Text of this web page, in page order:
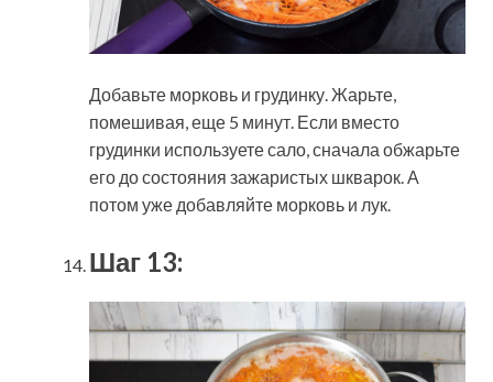
Добавьте морковь и грудинку. Жарьте,
помешивая, еще 5 минут. Если вместо
грудинки используете сало, сначала обжарьте
его до состояния зажаристых шкварок. А
потом уже добавляйте морковь и лук.
Шаг 13: